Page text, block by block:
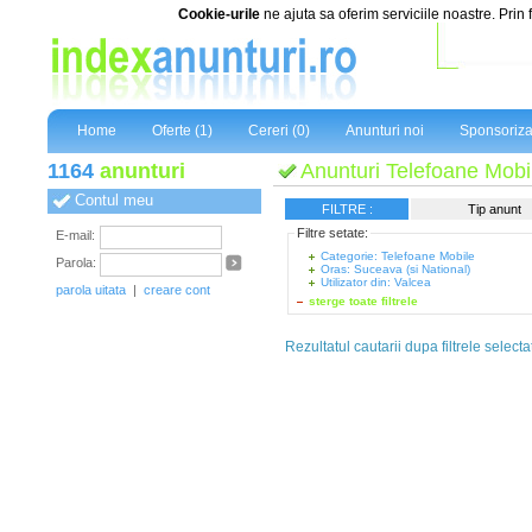
Cookie-urile ne ajuta sa oferim serviciile noastre.
Home Oferte (1) Cereri (0) Anunturi noi
1164 anunturi
Contul meu
E-mail:
Parola:
parola uitata | creare cont
Anunturi Telefoane
FILTRE :
Tip anunt
Filtre setate:
Categorie: Telefoane Mobile
Oras: Suceava (si National)
Utilizator din: Valcea
sterge toate filtrele
Rezultatul cautarii dupa filtrele